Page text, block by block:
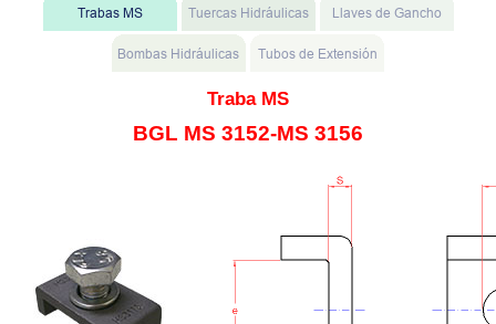
Traba MS
BGL MS 3152-MS 3156